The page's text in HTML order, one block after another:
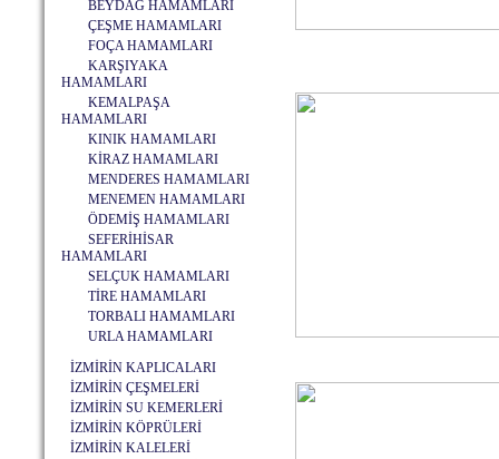
BEYDAĞ HAMAMLARI
ÇEŞME HAMAMLARI
FOÇA HAMAMLARI
KARŞIYAKA
HAMAMLARI
KEMALPAŞA
HAMAMLARI
KINIK HAMAMLARI
KİRAZ HAMAMLARI
MENDERES HAMAMLARI
MENEMEN HAMAMLARI
ÖDEMİŞ HAMAMLARI
SEFERİHİSAR
HAMAMLARI
SELÇUK HAMAMLARI
TİRE HAMAMLARI
TORBALI HAMAMLARI
URLA HAMAMLARI
İZMİRİN KAPLICALARI
İZMİRİN ÇEŞMELERİ
İZMİRİN SU KEMERLERİ
İZMİRİN KÖPRÜLERİ
İZMİRİN KALELERİ